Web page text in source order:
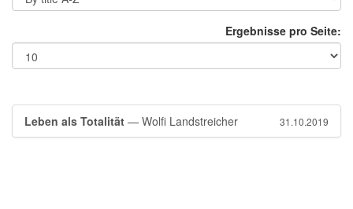
Ergebnisse pro Seite:
Leben als Totalität — Wolfi Landstreicher 31.10.2019